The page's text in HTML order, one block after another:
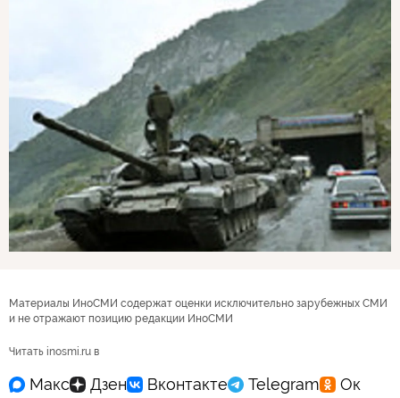
Материалы ИноСМИ содержат оценки исключительно зарубежных СМИ
и не отражают позицию редакции ИноСМИ
Читать inosmi.ru в